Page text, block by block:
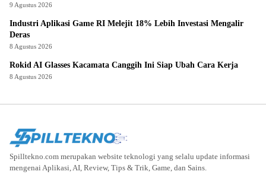
9 Agustus 2026
Industri Aplikasi Game RI Melejit 18% Lebih Investasi Mengalir
Deras
8 Agustus 2026
Rokid AI Glasses Kacamata Canggih Ini Siap Ubah Cara Kerja
8 Agustus 2026
Spilltekno.com merupakan website teknologi yang selalu update informasi
mengenai Aplikasi, AI, Review, Tips & Trik, Game, dan Sains.